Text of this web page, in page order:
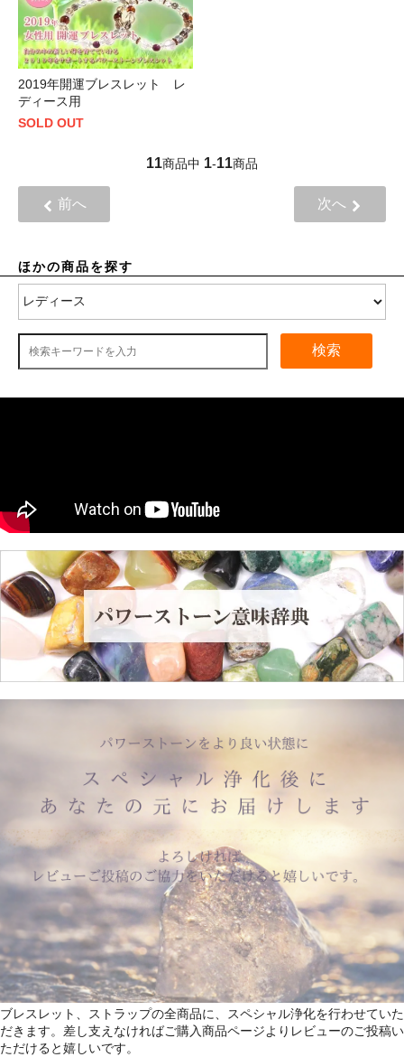
2019年開運ブレスレット レ
ディース用
SOLD OUT
11商品中 1-11商品
前へ 次へ
ほかの商品を探す
検索
ブレスレット、ストラップの全商品に、スペシャル浄化を行わせていた
だきます。差し支えなければご購入商品ページよりレビューのご投稿い
ただけると嬉しいです。